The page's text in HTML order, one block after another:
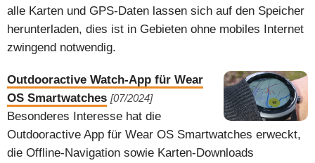
alle Karten und GPS-Daten lassen sich auf den Speicher
herunterladen, dies ist in Gebieten ohne mobiles Internet
zwingend notwendig.
Outdooractive Watch-App für Wear
OS Smartwatches [07/2024]
Besonderes Interesse hat die
Outdooractive App für Wear OS Smartwatches erweckt,
die Offline-Navigation sowie Karten-Downloads